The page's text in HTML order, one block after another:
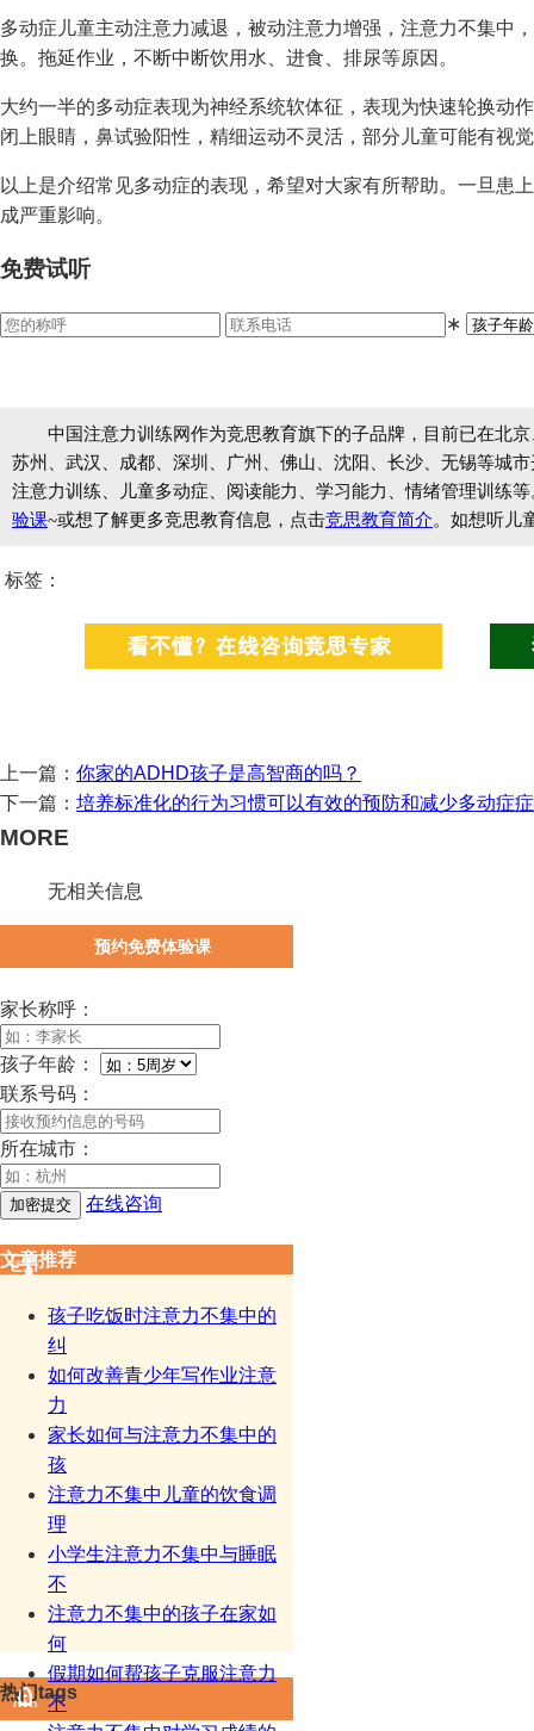
多动症儿童主动注意力减退，被动注意力增强，注意力不集中
换。拖延作业，不断中断饮用水、进食、排尿等原因。
大约一半的多动症表现为神经系统软体征，表现为快速轮换动
闭上眼睛，鼻试验阳性，精细运动不灵活，部分儿童可能有视
以上是介绍常见多动症的表现，希望对大家有所帮助。一旦患
成严重影响。
免费试听
∗
中国注意力训练网作为竞思教育旗下的子品牌，目前已在北
苏州、武汉、成都、深圳、广州、佛山、沈阳、长沙、无锡等城
注意力训练、儿童多动症、阅读能力、学习能力、情绪管理训练
验课~或想了解更多竞思教育信息，点击竞思教育简介。如想听儿
标签：
上一篇： 你家的ADHD孩子是高智商的吗？
下一篇： 培养标准化的行为习惯可以有效的预防和减少多动症
MORE
无相关信息
预约免费体验课
家长称呼：
孩子年龄：
联系号码：
所在城市：
在线咨询
文章推荐
孩子吃饭时注意力不集中的
纠
如何改善青少年写作业注意
力
家长如何与注意力不集中的
孩
注意力不集中儿童的饮食调
理
小学生注意力不集中与睡眠
不
注意力不集中的孩子在家如
何
假期如何帮孩子克服注意力
不
热门tags